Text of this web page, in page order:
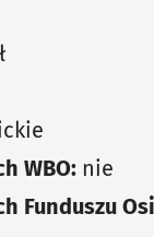
WBO: nie
Funduszu